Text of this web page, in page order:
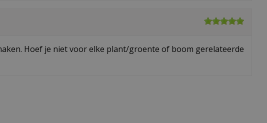
Hoef je niet voor elke plant/groente of boom gerelateerde